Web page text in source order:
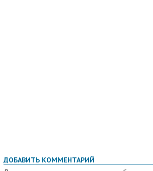
ДОБАВИТЬ КОММЕНТАРИЙ